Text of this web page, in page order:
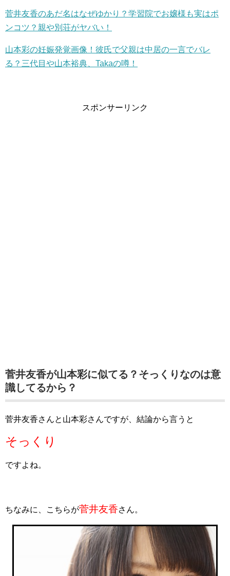
菅井友香のあだ名はなぜゆかり？学習院でお嬢様も実はポ
ンコツ？親や別荘がヤバい！
山本彩の妊娠発覚画像！彼氏で父親は中居の一言でバレ
る？三代目や山本裕典、Takaの噂！
スポンサーリンク
菅井友香が山本彩に似てる？そっくりなのは意
識してるから？
菅井友香さんと山本彩さんですが、結論から言うと
そっくり
ですよね。
ちなみに、こちらが菅井友香さん。